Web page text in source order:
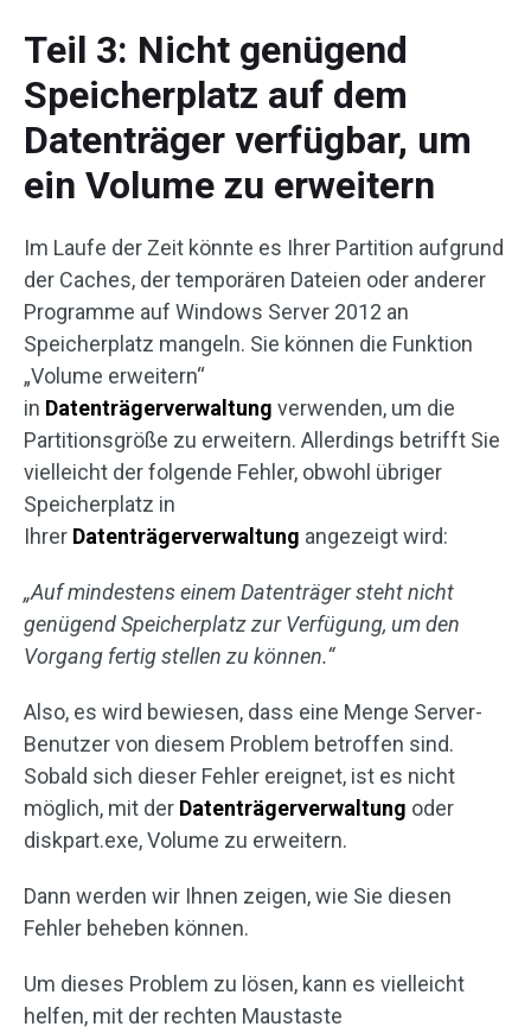
Teil 3: Nicht genügend
Speicherplatz auf dem
Datenträger verfügbar, um
ein Volume zu erweitern
Im Laufe der Zeit könnte es Ihrer Partition aufgrund
der Caches, der temporären Dateien oder anderer
Programme auf Windows Server 2012 an
Speicherplatz mangeln. Sie können die Funktion
„Volume erweitern“
in Datenträgerverwaltung verwenden, um die
Partitionsgröße zu erweitern. Allerdings betrifft Sie
vielleicht der folgende Fehler, obwohl übriger
Speicherplatz in
Ihrer Datenträgerverwaltung angezeigt wird:
„Auf mindestens einem Datenträger steht nicht
genügend Speicherplatz zur Verfügung, um den
Vorgang fertig stellen zu können.“
Also, es wird bewiesen, dass eine Menge Server-
Benutzer von diesem Problem betroffen sind.
Sobald sich dieser Fehler ereignet, ist es nicht
möglich, mit der Datenträgerverwaltung oder
diskpart.exe, Volume zu erweitern.
Dann werden wir Ihnen zeigen, wie Sie diesen
Fehler beheben können.
Um dieses Problem zu lösen, kann es vielleicht
helfen, mit der rechten Maustaste